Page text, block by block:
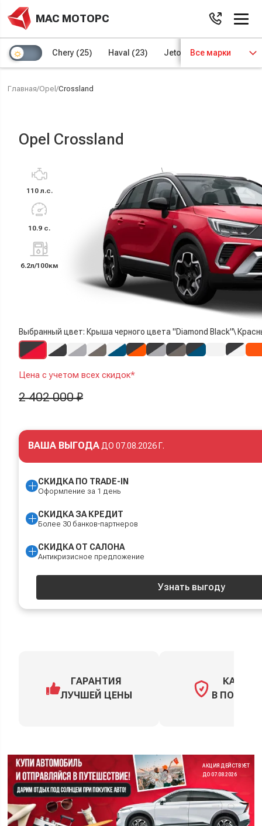
МАС МОТОРС
Chery (25) Haval (23) Jetour (8) Kaiyi (4)
Все марки
Главная/Opel/Crossland
Opel Crossland
110 л.с.
10.9 с.
6.2л/100км
Выбранный цвет: Крыша черного цвета "Diamond Black"\
Цена с учетом всех скидок*
2 402 000 ₽
ВАША ВЫГОДА ДО 07.08.2026 Г.
СКИДКА ПО TRADE-IN
Оформление за 1 день
СКИДКА ЗА КРЕДИТ
Более 30 банков-партнеров
СКИДКА ОТ САЛОНА
Антикризисное предложение
Узнать выгоду
ГАРАНТИЯ
ЛУЧШЕЙ ЦЕНЫ
КАСКО
В
АКЦИЯ ДЕЙСТВУЕТ
ДО 07.08.2026